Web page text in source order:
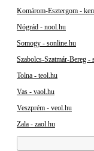
Komárom-Esztergom -
Nógrád - nool.hu
Somogy - sonline.hu
Szabolcs-Szatmár-Bereg -
Tolna - teol.hu
Vas - vaol.hu
Veszprém - veol.hu
Zala - zaol.hu